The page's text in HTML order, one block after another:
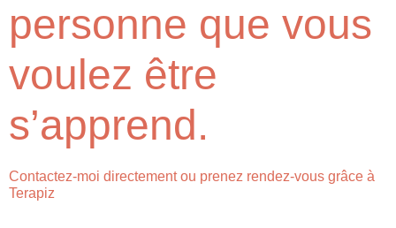
personne que vous
voulez être
s’apprend.
Contactez-moi directement ou prenez rendez-vous grâce à
Terapiz